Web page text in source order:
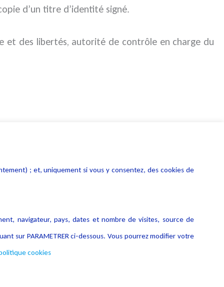
d’un titre d’identité signé.
et des libertés, autorité de contrôle en charge du
; et, uniquement si vous y consentez, des cookies de
navigateur, pays, dates et nombre de visites, source de
sur PARAMETRER ci-dessous. Vous pourrez modifier votre
cookies